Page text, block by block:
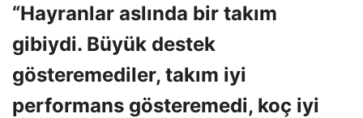
“Hayranlar aslında bir takım
gibiydi. Büyük destek
gösteremediler, takım iyi
performans gösteremedi, koç iyi